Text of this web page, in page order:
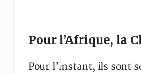
Pour l’Afrique, la
Pour l’instant, ils sont